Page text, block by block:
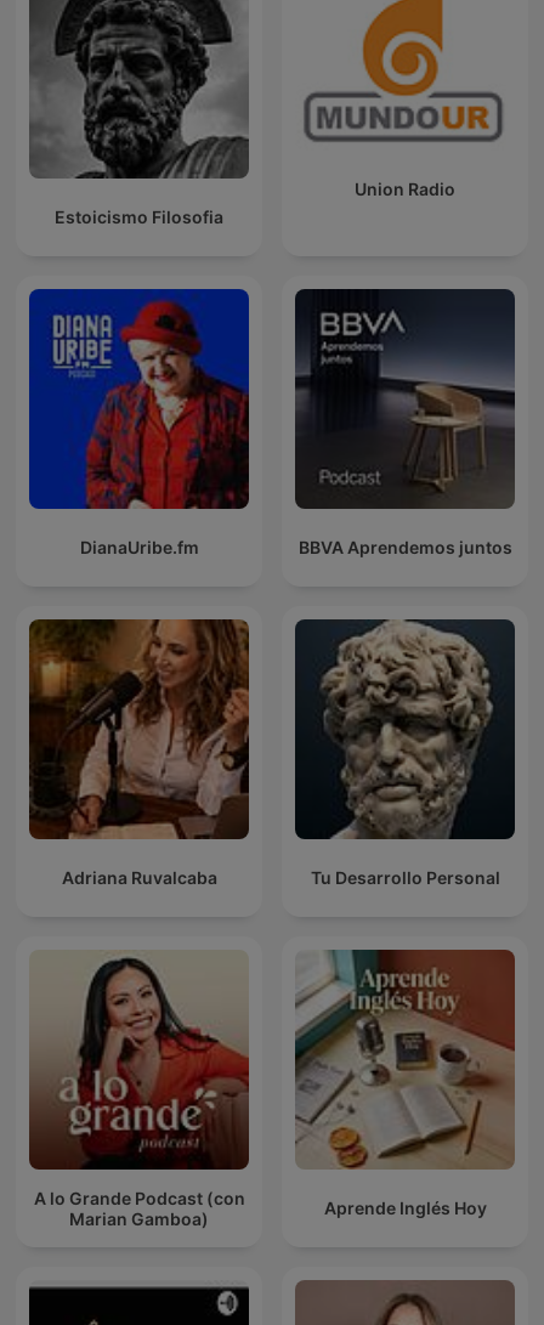
Estoicismo Filosofia
Union Radio
DianaUribe.fm BBVA Aprendemos juntos
Adriana Ruvalcaba Tu Desarrollo Personal
A lo Grande Podcast (con
Marian Gamboa)
Aprende Inglés Hoy